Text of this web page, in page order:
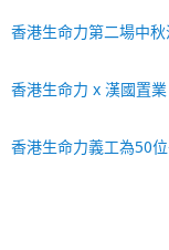
香港生命力第二場中
香港生命力 x 漢國置
香港生命力義工為50